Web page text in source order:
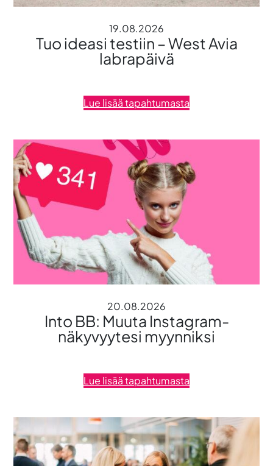
19.08.2026
Tuo ideasi testiin – West Avia
labrapäivä
Lue lisää tapahtumasta
20.08.2026
Into BB: Muuta Instagram-
näkyvyytesi myynniksi
Lue lisää tapahtumasta